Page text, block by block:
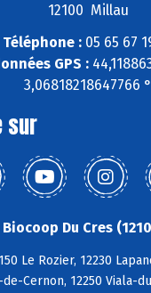
12100 Millau
Téléphone : 05 65 67
GPS :
3,06818218647766 °
sur
Du Cres
Le Rozier, 12230
Cernon, 12250 Viala-